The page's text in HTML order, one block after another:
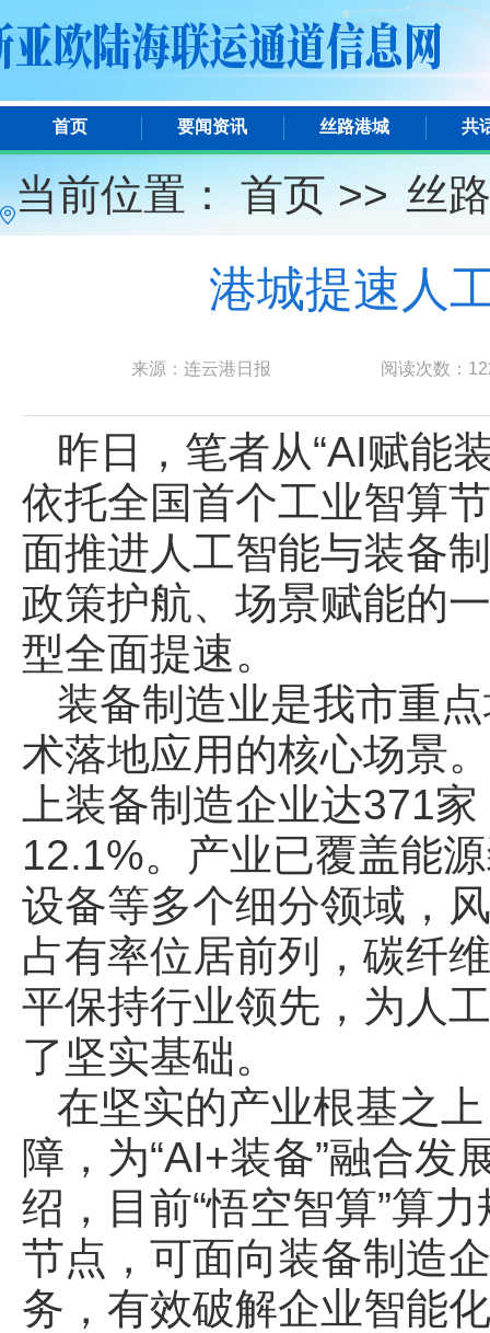
首页 要闻资讯 丝路港城 共
当前位置：首页 >> 丝
港城提速人
来源：连云港日报 阅读次数：
昨日，笔者从“AI赋能
依托全国首个工业智算
面推进人工智能与装备
政策护航、场景赋能的
型全面提速。
装备制造业是我市重
术落地应用的核心场景
上装备制造企业达371
12.1%。产业已覆盖能
设备等多个细分领域，
占有率位居前列，碳纤
平保持行业领先，为人
了坚实基础。
在坚实的产业根基之
障，为“AI+装备”融合
绍，目前“悟空智算”算
节点，可面向装备制造
务，有效破解企业智能